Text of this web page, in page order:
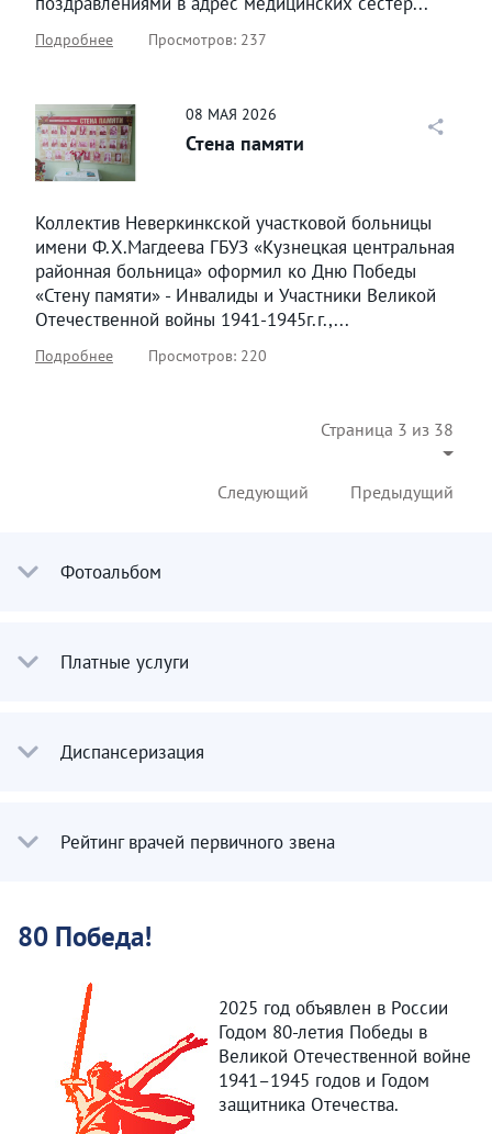
Подробнее Просмотров: 237
08 МАЯ 2026
Стена памяти
Коллектив Неверкинкской участковой больницы
имени Ф.Х.Магдеева ГБУЗ «Кузнецкая центральная
районная больница» оформил ко Дню Победы
«Стену памяти» - Инвалиды и Участники Великой
Отечественной войны 1941-1945г.г.,...
Подробнее Просмотров: 220
Страница 3 из 38
Предыдущий
Следующий
Фотоальбом
Платные услуги
Диспансеризация
Рейтинг врачей первичного звена
80 Победа!
2025 год объявлен в России
Годом 80-летия Победы в
Великой Отечественной войне
1941–1945 годов и Годом
защитника Отечества.